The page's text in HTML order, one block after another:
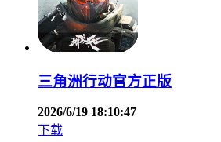
三角洲行动官方正版
2026/6/19 18:10:47
下载